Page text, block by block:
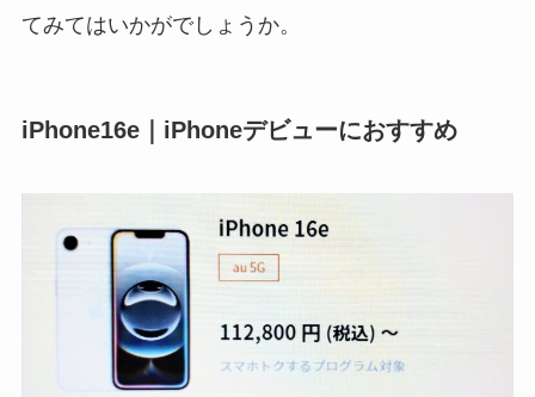
てみてはいかがでしょうか。
iPhone16e｜iPhoneデビューにおすすめ